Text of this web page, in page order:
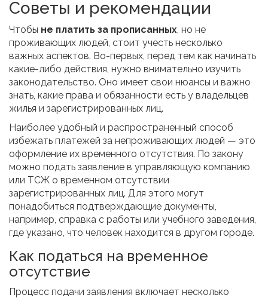
Советы и рекомендации
Чтобы не платить за прописанных , но не
проживающих людей, стоит учесть несколько
важных аспектов. Во-первых, перед тем как начинать
какие-либо действия, нужно внимательно изучить
законодательство. Оно имеет свои нюансы и важно
знать, какие права и обязанности есть у владельцев
жилья и зарегистрированных лиц.
Наиболее удобный и распространенный способ
избежать платежей за непроживающих людей — это
оформление их временного отсутствия. По закону
можно подать заявление в управляющую компанию
или ТСЖ о временном отсутствии
зарегистрированных лиц. Для этого могут
понадобиться подтверждающие документы,
например, справка с работы или учебного заведения,
где указано, что человек находится в другом городе.
Как податься на временное
отсутствие
Процесс подачи заявления включает несколько